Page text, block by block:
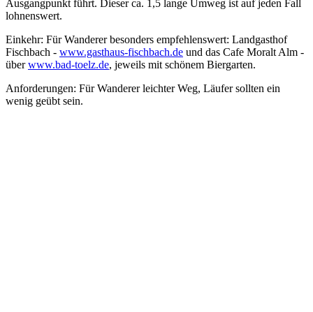
Ausgangpunkt führt. Dieser ca. 1,5 lange Umweg ist auf jeden Fall
lohnenswert.
Einkehr: Für Wanderer besonders empfehlenswert: Landgasthof
Fischbach - www.gasthaus-fischbach.de und das Cafe Moralt Alm -
überwww.bad-toelz.de, jeweils mit schönem Biergarten.
Anforderungen: Für Wanderer leichter Weg, Läufer sollten ein
wenig geübt sein.